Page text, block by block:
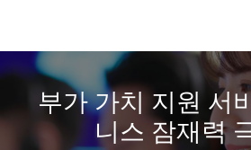
부가 가치 지원 서
니스 잠재력